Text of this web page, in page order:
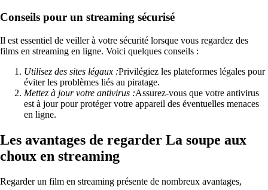
Conseils pour un streaming sécurisé
Il est essentiel de veiller à votre sécurité lorsque vous regardez des
films en streaming en ligne. Voici quelques conseils :
Utilisez des sites légaux :Privilégiez les plateformes légales pour
éviter les problèmes liés au piratage.
Mettez à jour votre antivirus :Assurez-vous que votre antivirus
est à jour pour protéger votre appareil des éventuelles menaces
en ligne.
Les avantages de regarder La soupe aux
choux en streaming
Regarder un film en streaming présente de nombreux avantages,